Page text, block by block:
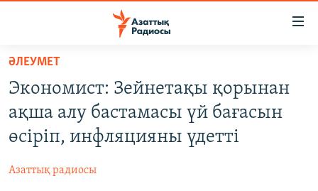
Skip
main
content
main
Navigation
AZATTYQTV
АДАМ ҚҰҚЫҚТАРЫ
ӘЛЕУМЕТ
Экономист: Зейнетақы қорынан
ақша алу бастамасы үй бағасын
өсіріп, инфляцияны үдетті
Азаттық радиосы